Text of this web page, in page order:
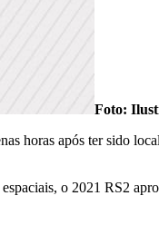
Foto:
horas após ter sido
o 2021 RS2